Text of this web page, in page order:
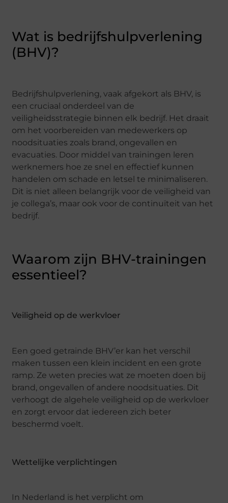
Wat is bedrijfshulpverlening
(BHV)?
Bedrijfshulpverlening, vaak afgekort als BHV, is
een cruciaal onderdeel van de
veiligheidsstrategie binnen elk bedrijf. Het draait
om het voorbereiden van medewerkers op
noodsituaties zoals brand, ongevallen en
evacuaties. Door middel van trainingen leren
werknemers hoe ze snel en effectief kunnen
handelen om schade en letsel te minimaliseren.
Dit is niet alleen belangrijk voor de veiligheid van
je collega’s, maar ook voor de continuïteit van het
bedrijf.
Waarom zijn BHV-trainingen
essentieel?
Veiligheid op de werkvloer
Een goed getrainde BHV’er kan het verschil
maken tussen een klein incident en een grote
ramp. Ze weten precies wat ze moeten doen bij
brand, ongevallen of andere noodsituaties. Dit
verhoogt de algehele veiligheid op de werkvloer
en zorgt ervoor dat iedereen zich beter
beschermd voelt.
Wettelijke verplichtingen
In Nederland is het verplicht om